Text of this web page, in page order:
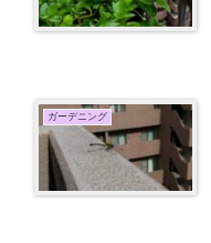
ガーデニング